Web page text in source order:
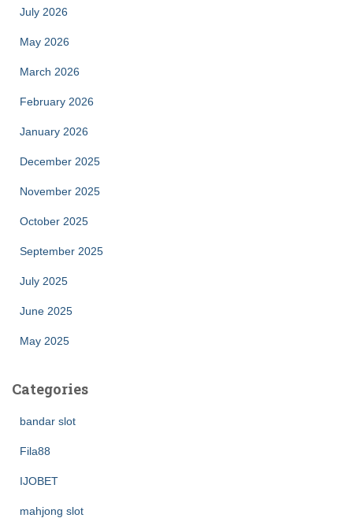
July 2026
May 2026
March 2026
February 2026
January 2026
December 2025
November 2025
October 2025
September 2025
July 2025
June 2025
May 2025
Categories
bandar slot
Fila88
IJOBET
mahjong slot